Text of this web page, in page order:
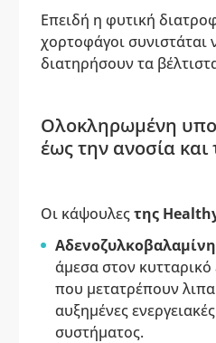
Επειδή η φυτική
χορτοφάγοι
διατηρήσουν τα
Ολοκληρωμένη
έως την ανοσία και
Οι κάψουλεςτης
Αδενοζυλκοβαλαμίνη
άμεσα στον
που μετατρέπουν
αυξημένες
συστήματος.